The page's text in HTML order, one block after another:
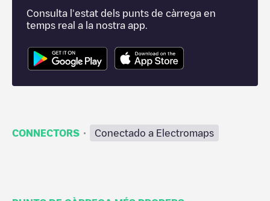
Consulta l'estat dels punts de càrrega en
temps real a la nostra app.
CONNECTORS · Conectado a Electromaps